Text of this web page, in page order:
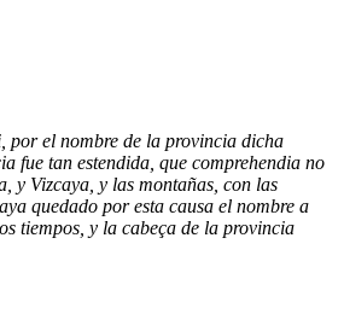
por el nombre de la provincia dicha
fue tan estendida, que comprehendia no
y Vizcaya, y las montañas, con las
quedado por esta causa el nombre a
tiempos, y la cabeça de la provincia